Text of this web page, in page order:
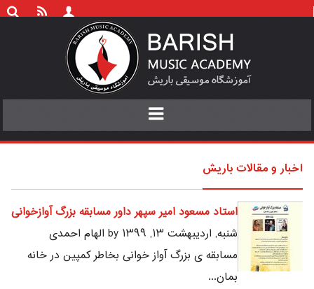
Toggle
navigation
اخبار و مقالات باریش
استاد مسعود امیر سپهر داور مسابقه بزرگ آوازخوانی
شنبه, ارديبهشت ۱۳, ۱۳۹۹ by الهام احمدی
مسابقه ی بزرگ آواز خوانی بخاطر کمپین در خانه
بمان...